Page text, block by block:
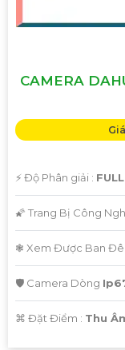
CAMERA
️⚡ Độ Phân giải :
🌠 Trang Bị Công
❃ Xem Được Ban
🛡 Camera Dòng
️⌘ Đặt Điểm : Thu